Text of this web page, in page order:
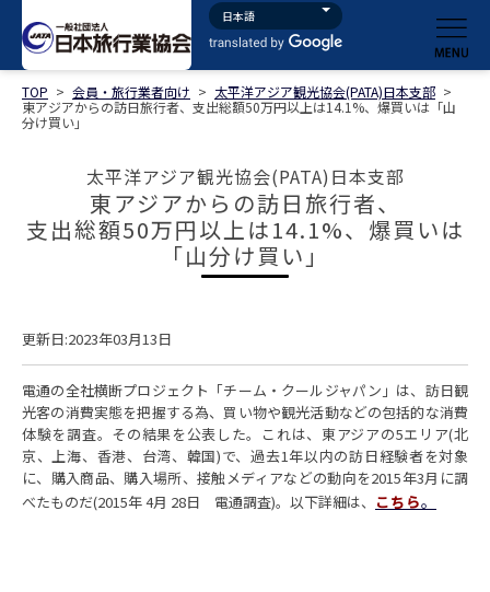
TOP > 会員・旅行業者向け > 太平洋アジア観光協会(PATA)日本支部 >
東アジアからの訪日旅行者、支出総額50万円以上は14.1%、爆買いは「山
分け買い」
太平洋アジア観光協会(PATA)日本支部
東アジアからの訪日旅行者、
支出総額50万円以上は14.1%、爆買いは
「山分け買い」
更新日:2023年03月13日
電通の全社横断プロジェクト「チーム・クールジャパン」は、訪日観
光客の消費実態を把握する為、買い物や観光活動などの包括的な消費
体験を調査。その結果を公表した。これは、東アジアの5エリア(北
京、上海、香港、台湾、韓国)で、過去1年以内の訪日経験者を対象
に、購入商品、購入場所、接触メディアなどの動向を2015年3月に調
べたものだ(2015年 4月 28日 電通調査)。以下詳細は、 こちら。